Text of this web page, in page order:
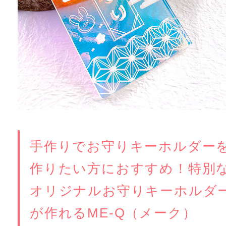
手作りでお守りキーホルダー
作りたい方におすすめ！特別
オリジナルお守りキーホルダ
が作れるME-Q（メーク）